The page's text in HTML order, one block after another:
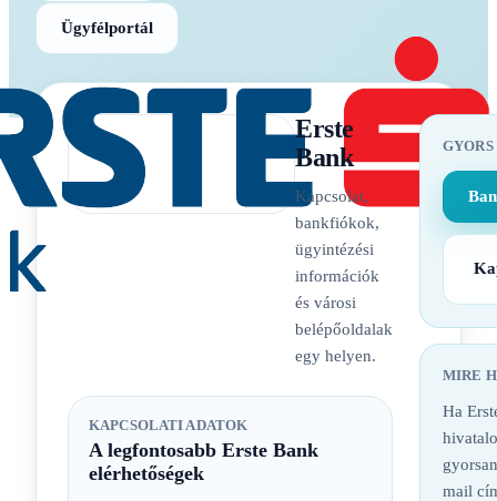
Ügyfélportál
Erste
Bank
Kapcsolat,
bankfiókok,
ügyintézési
információk
és városi
belépőoldalak
egy helyen.
KAPCSOLATI ADATOK
A legfontosabb Erste Bank
elérhetőségek
MIRE
Ha
mail